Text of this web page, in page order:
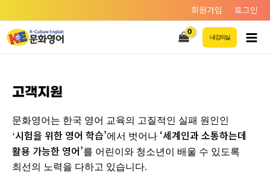
회원가입 로그인
내 강의실
고객지원
문화영어는 한국 영어 교육의 고질적인 실패 원인인
‘시험을 위한 영어 학습’에서 벗어나 ‘세계인과 소통하는데
활용 가능한 영어’를 어린이와 청소년이 배울 수 있도록
최선의 노력을 다하고 있습니다.